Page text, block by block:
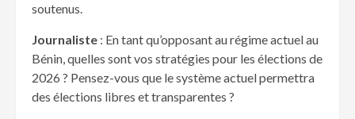
soutenus.
Journaliste : En tant qu’opposant au régime actuel au
Bénin, quelles sont vos stratégies pour les élections de
2026 ? Pensez-vous que le système actuel permettra
des élections libres et transparentes ?